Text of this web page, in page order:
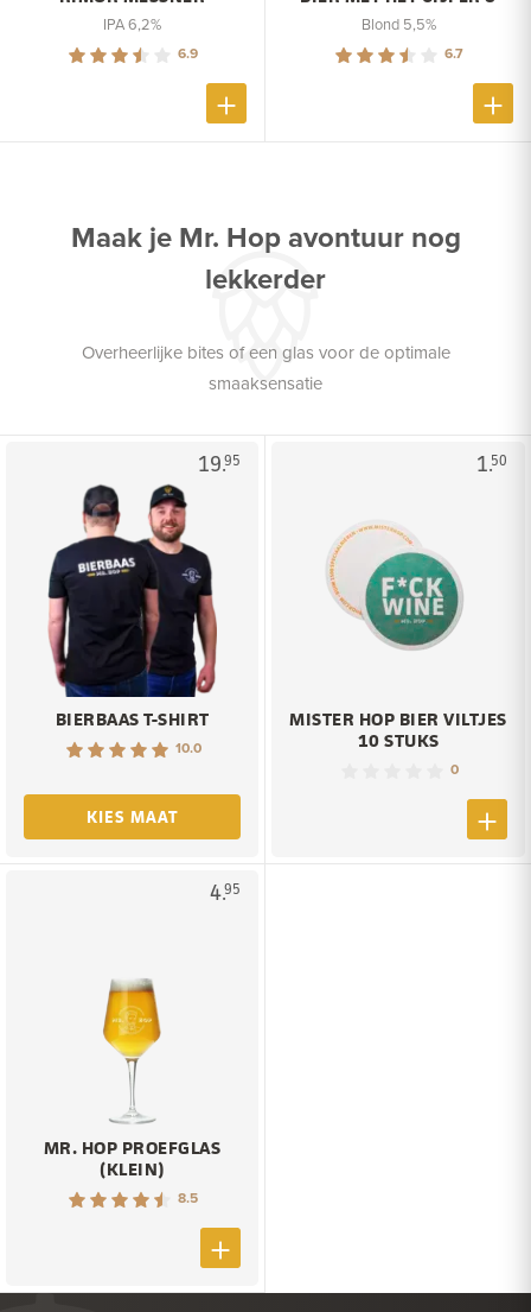
IPA 6,2%
6.9
Blond 5,5%
6.7
Maak je Mr. Hop avontuur nog
lekkerder
Overheerlijke bites of een glas voor de optimale
smaaksensatie
19.95
BIERBAAS T-SHIRT
10.0
KIES MAAT
1.50
MISTER HOP BIER VILTJES
10 STUKS
0
4.95
MR. HOP PROEFGLAS
(KLEIN)
8.5